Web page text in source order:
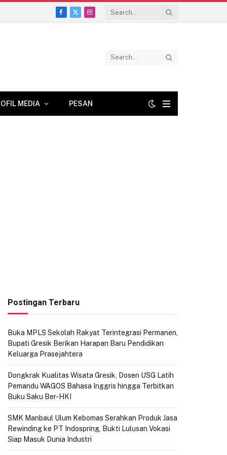
Facebook
X
Instagram
MEDIA PESAN
Postingan Terbaru
Buka MPLS Sekolah Rakyat Terintegrasi Permanen,
Bupati Gresik Berikan Harapan Baru Pendidikan
Keluarga Prasejahtera
Dongkrak Kualitas Wisata Gresik, Dosen USG Latih
Pemandu WAGOS Bahasa Inggris hingga Terbitkan
Buku Saku Ber-HKI
SMK Manbaul Ulum Kebomas Serahkan Produk Jasa
Rewinding ke PT Indospring, Bukti Lulusan Vokasi
Siap Masuk Dunia Industri